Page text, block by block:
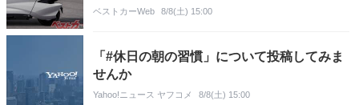
ベストカーWeb 8/8(土) 15:00
「#休日の朝の習慣」について投稿してみま
せんか
Yahoo!ニュース ヤフコメ 8/8(土) 15:00